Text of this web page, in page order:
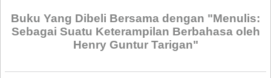
Buku Yang Dibeli Bersama dengan "Menulis:
Sebagai Suatu Keterampilan Berbahasa oleh
Henry Guntur Tarigan"